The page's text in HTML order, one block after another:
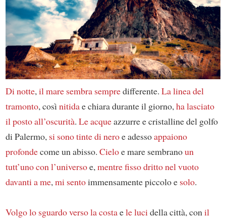
Di notte,il mare sembra sempredifferente. La linea del
tramonto, cosìnitidae chiara durante il giorno,ha lasciato
il posto all’oscurità. Le acqueazzurre e cristalline del golfo
di Palermo, si sono tinte di neroe adessoappaiono
profondecome un abisso. Cieloe mare sembranoun
tutt’uno con l’universoe,mentrefisso dritto nel vuoto
davanti a me,mi sentoimmensamente piccolo e solo.
Volgolo sguardoversola costaele lucidella città, conil